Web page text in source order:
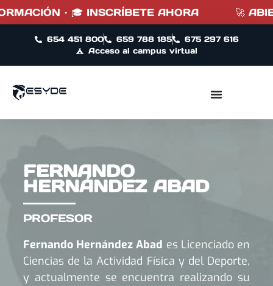
· 🎓 INSCRÍBETE AHORA 🚀
654 451 800 659 788 185
675 297 616
Acceso al campus virtual
FERNANDO
HERNÁNDEZ ABAD
PROFESOR
Fernando Hernández Abad es Licenciado en
Ciencias de la Actividad Física y del Deporte,
y actualmente se encuentra realizando su